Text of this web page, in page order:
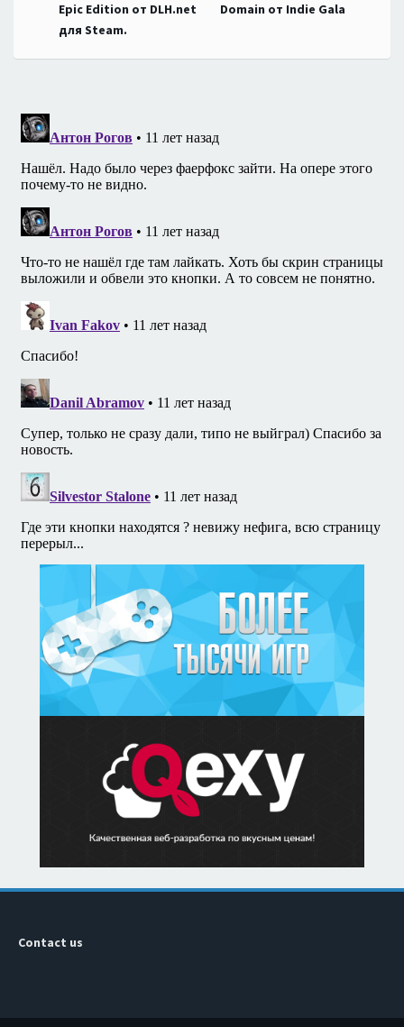
по
записям
Epic Edition от DLH.net
для Steam.
Domain от Indie Gala
Contact us